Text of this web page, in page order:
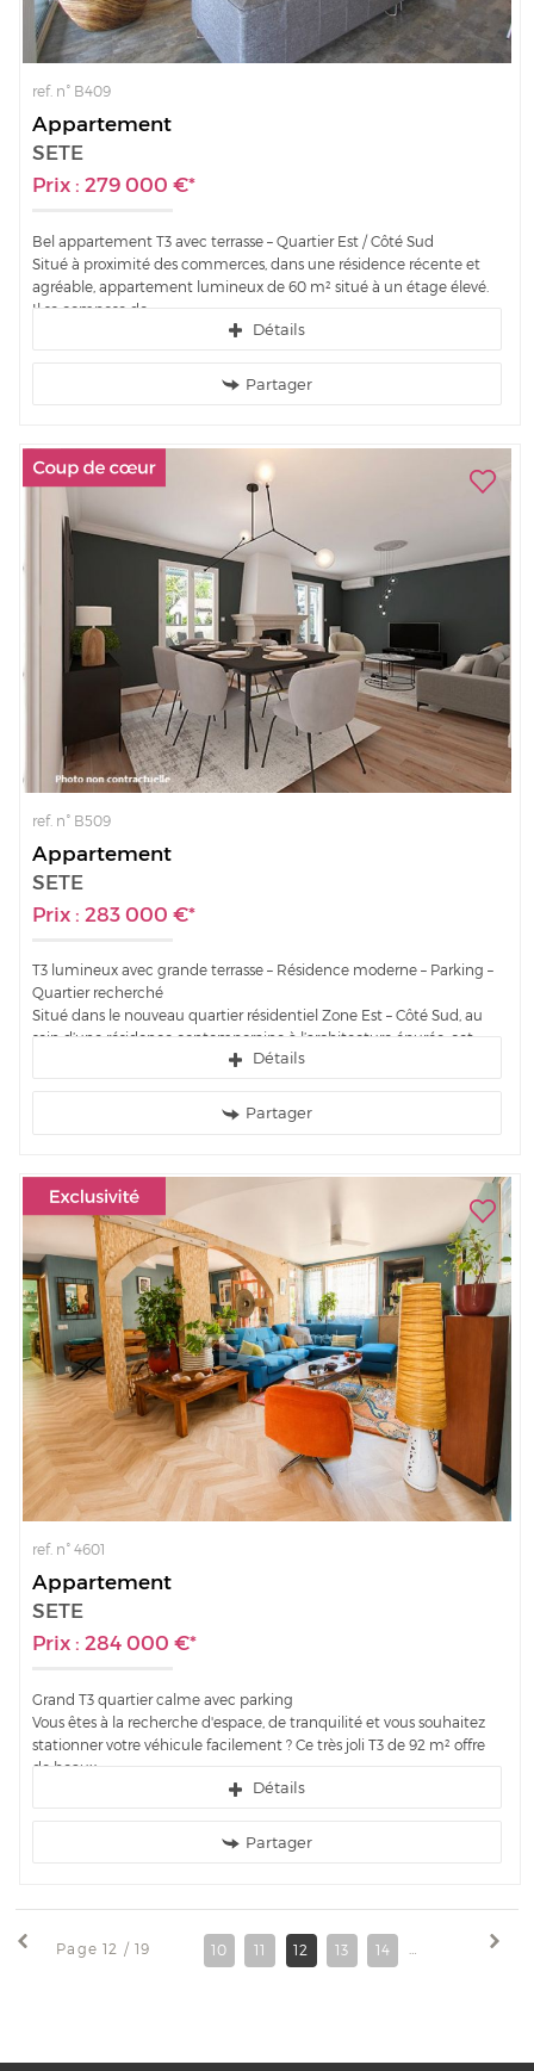
ref. n° B409
Appartement
SETE
Prix : 279 000 €*
Bel appartement T3 avec terrasse – Quartier Est / Côté Sud
Situé à proximité des commerces, dans une résidence récente et
agréable, appartement lumineux de 60 m² situé à un étage élevé.
Il se compose de :
Détails
Partager
ref. n° B509
Appartement
SETE
Prix : 283 000 €*
T3 lumineux avec grande terrasse – Résidence moderne – Parking –
Quartier recherché
Situé dans le nouveau quartier résidentiel Zone Est – Côté Sud, au
sein d’une résidence contemporaine à l’architecture épurée, cet
Détails
Partager
ref. n° 4601
Appartement
SETE
Prix : 284 000 €*
Grand T3 quartier calme avec parking
Vous êtes à la recherche d'espace, de tranquilité et vous souhaitez
stationner votre véhicule facilement ? Ce très joli T3 de 92 m² offre
de beaux...
Détails
Partager
Page 12 / 19 10 11 12 13 14 17